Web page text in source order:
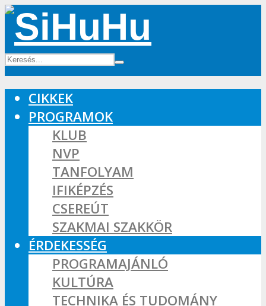
CIKKEK
PROGRAMOK
KLUB
NVP
TANFOLYAM
IFIKÉPZÉS
CSEREÚT
SZAKMAI SZAKKÖR
ÉRDEKESSÉG
PROGRAMAJÁNLÓ
KULTÚRA
TECHNIKA ÉS TUDOMÁNY